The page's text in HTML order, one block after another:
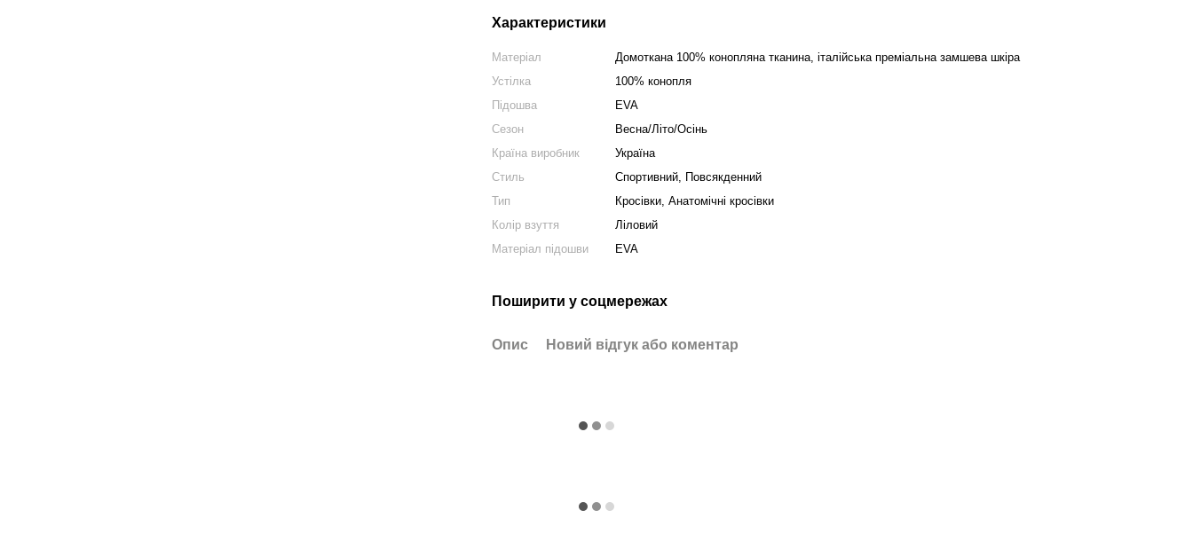
Характеристики
Матеріал
Домоткана 100% конопляна тканина, італійська преміальна замшева шкіра
Устілка
100% конопля
Підошва
EVA
Сезон
Весна/Літо/Осінь
Країна виробник
Україна
Стиль
Спортивний, Повсякденний
Тип
Кросівки, Анатомічні кросівки
Колір взуття
Ліловий
Матеріал підошви
EVA
Поширити у соцмережах
Опис Новий відгук або коментар